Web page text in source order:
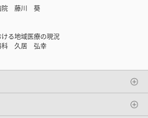
院 藤川 葵
る地域医療の現況
科 久居 弘幸